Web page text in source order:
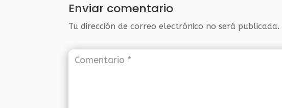
Enviar comentario
Tu dirección de correo electrónico no será publicada.